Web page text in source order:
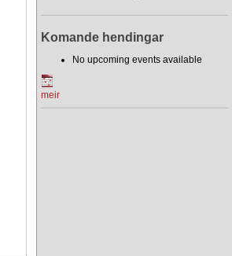
Komande hendingar
No upcoming events available
meir